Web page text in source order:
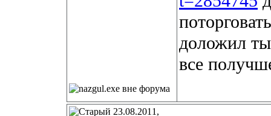
доложил
все
23.08.2011,